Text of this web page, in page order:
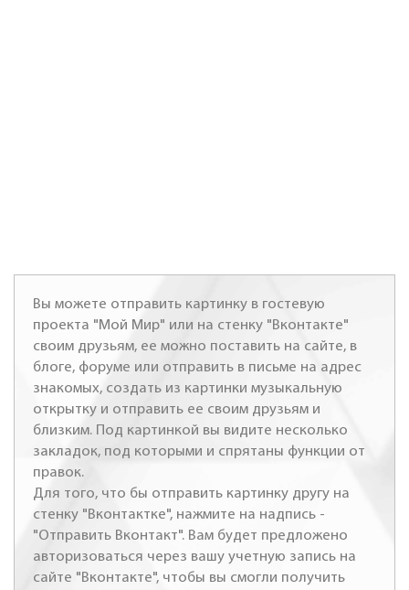
Вы можете отправить картинку в гостевую
проекта "Мой Мир" или на стенку "Вконтакте"
своим друзьям, ее можно поставить на сайте, в
блоге, форуме или отправить в письме на адрес
знакомых, создать из картинки музыкальную
открытку и отправить ее своим друзьям и
близким. Под картинкой вы видите несколько
закладок, под которыми и спрятаны функции от
правок.
Для того, что бы отправить картинку другу на
стенку "Вконтактке", нажмите на надпись -
"Отправить Вконтакт". Вам будет предложено
авторизоваться через вашу учетную запись на
сайте "Вконтакте", чтобы вы смогли получить